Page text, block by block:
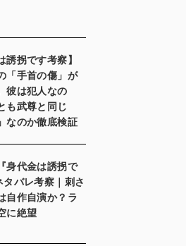
誘拐です考察】
「手首の傷」が
彼は犯人なの
も武尊と同じ
なのか徹底検証
身代金は誘拐で
バレ考察｜刺さ
自作自演か？ラ
に絶望